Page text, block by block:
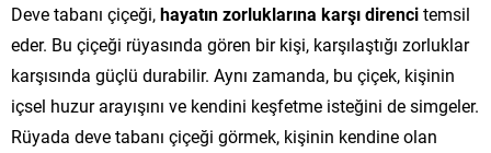
Deve tabanı çiçeği,hayatın zorluklarına karşı direncitemsil
eder. Bu çiçeği rüyasında gören bir kişi, karşılaştığı zorluklar
karşısında güçlü durabilir. Aynı zamanda, bu çiçek, kişinin
içsel huzur arayışını ve kendini keşfetme isteğini de simgeler.
Rüyada deve tabanı çiçeği görmek, kişinin kendine olan